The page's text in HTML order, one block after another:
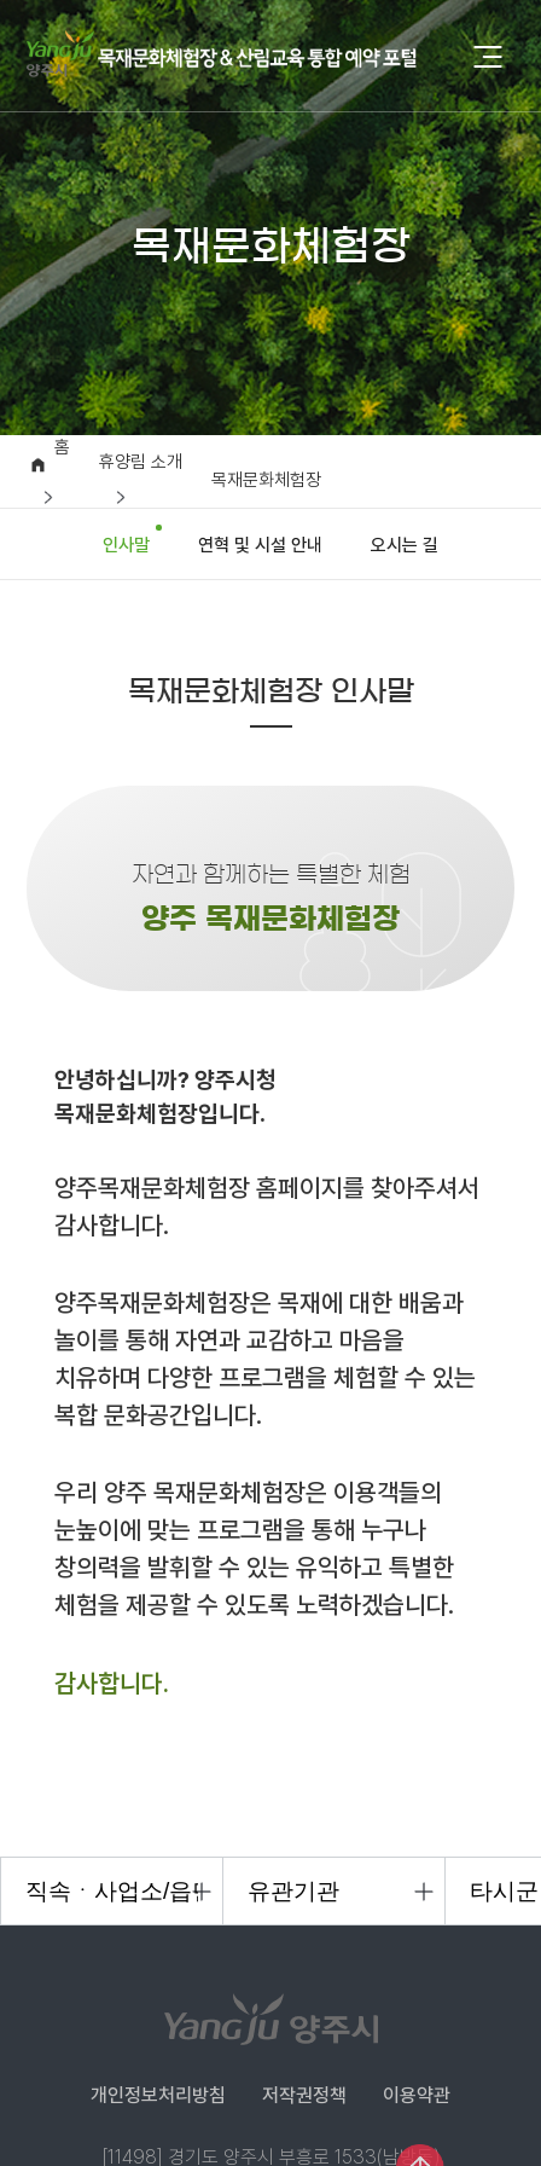
목재문화체험장
홈
휴양림 소개
목재문화체험장
인사말 연혁 및 시설 안내 오시는 길
목재문화체험장 인사말
자연과 함께하는 특별한 체험
양주 목재문화체험장
안녕하십니까? 양주시청
목재문화체험장입니다.
양주목재문화체험장 홈페이지를 찾아주셔서
감사합니다.
양주목재문화체험장은 목재에 대한 배움과
놀이를 통해 자연과 교감하고 마음을
치유하며 다양한 프로그램을 체험할 수 있는
복합 문화공간입니다.
우리 양주 목재문화체험장은 이용객들의
눈높이에 맞는 프로그램을 통해 누구나
창의력을 발휘할 수 있는 유익하고 특별한
체험을 제공할 수 있도록 노력하겠습니다.
감사합니다.
개인정보처리방침 저작권정책 이용약관
[11498] 경기도 양주시 부흥로 1533(남방동)